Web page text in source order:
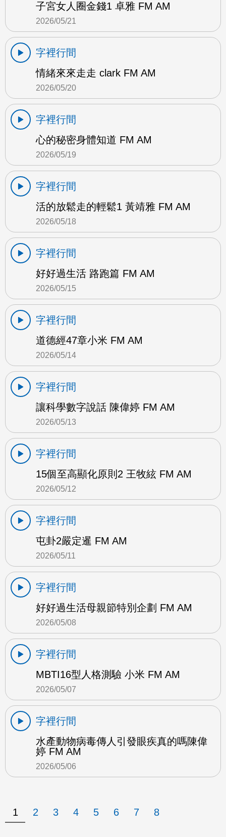
子宮女人圈金錢1 卓雅 FM AM
2026/05/21
字裡行間
情緒來來走走 clark FM AM
2026/05/20
字裡行間
心的秘密身體知道 FM AM
2026/05/19
字裡行間
活的放鬆走的輕鬆1 黃靖雅 FM AM
2026/05/18
字裡行間
好好過生活 路跑篇 FM AM
2026/05/15
字裡行間
道德經47章小米 FM AM
2026/05/14
字裡行間
讓科學數字說話 陳偉婷 FM AM
2026/05/13
字裡行間
15個至高顯化原則2 王牧絃 FM AM
2026/05/12
字裡行間
屯卦2嚴定暹 FM AM
2026/05/11
字裡行間
好好過生活母親節特別企劃 FM AM
2026/05/08
字裡行間
MBTI16型人格測驗 小米 FM AM
2026/05/07
字裡行間
水產動物病毒傳人引發眼疾真的嗎陳偉
婷 FM AM
2026/05/06
1 2 3 4 5 6 7 8